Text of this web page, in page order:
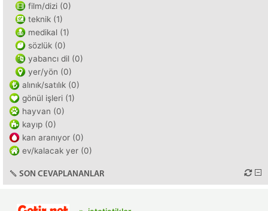
film/dizi (0)
teknik (1)
medikal (1)
sözlük (0)
yabancı dil (0)
yer/yön (0)
alınık/satılık (0)
gönül işleri (1)
hayvan (0)
kayıp (0)
kan aranıyor (0)
ev/kalacak yer (0)
SON CEVAPLANANLAR